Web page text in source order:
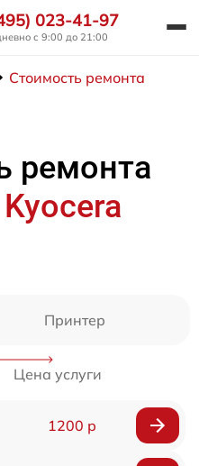
023-41-97
с 9:00 до 21:00
Стоимость ремонта
ремонта
Kyocera
Принтер
Цена услуги
1200 р